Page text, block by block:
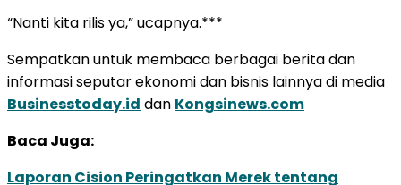
“Nanti kita rilis ya,” ucapnya.***
Sempatkan untuk membaca berbagai berita dan
informasi seputar ekonomi dan bisnis lainnya di media
Businesstoday.id dan Kongsinews.com
Baca Juga:
Laporan Cision Peringatkan Merek tentang